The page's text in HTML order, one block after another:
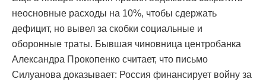
неосновные расходы на 10%, чтобы сдержать
дефицит, но вывел за скобки социальные и
оборонные траты. Бывшая чиновница центробанка
Александра Прокопенко считает, что письмо
Силуанова доказывает: Россия финансирует войну за